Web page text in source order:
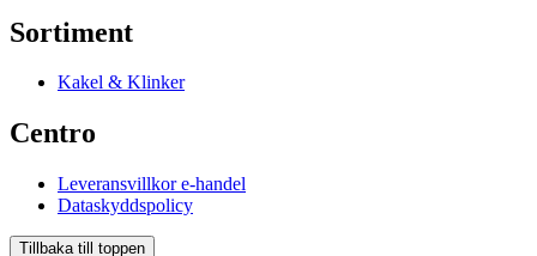
Sortiment
Kakel & Klinker
Centro
Leveransvillkor e-handel
Dataskyddspolicy
Tillbaka till toppen